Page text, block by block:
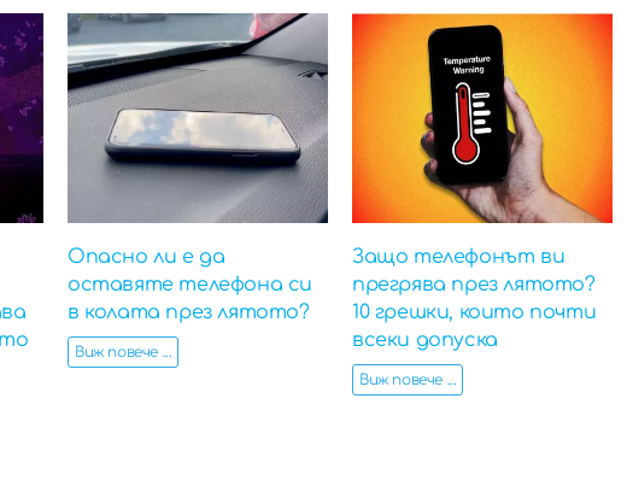
Опасно ли е да
оставяте телефона си
в колата през лятото?
Виж повече ...
Защо телефонът ви
прегрява през лятото?
10 грешки, които почти
всеки допуска
Виж повече ...